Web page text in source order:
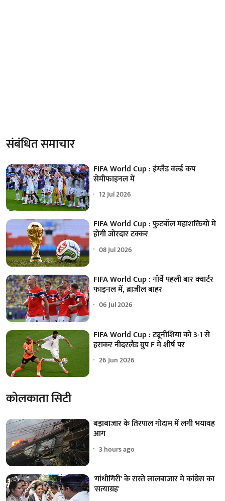
संबंधित समाचार
FIFA World Cup : इंग्लैंड वर्ल्ड कप
सेमीफाइनल में
12 Jul 2026
FIFA World Cup : फुटबॉल महाशक्तियों में
होगी जोरदार टक्कर
08 Jul 2026
FIFA World Cup : नॉर्वे पहली बार क्वार्टर
फाइनल में, ब्राजील बाहर
06 Jul 2026
FIFA World Cup : ट्यूनीशिया को 3-1 से
हराकर नीदरलैंड ग्रुप F में शीर्ष पर
26 Jun 2026
कोलकाता सिटी
बड़ाबाजार के तिरपाल गोदाम में लगी भयावह
आग
3 hours ago
'गांधीगिरी' के रास्ते लालबाजार में कांग्रेस का
'सत्याग्रह'